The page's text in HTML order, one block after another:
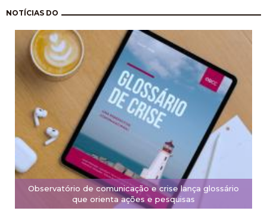
NOTÍCIAS DO
Observatório de comunicação e crise lança glossário
que orienta ações e pesquisas
Paginação